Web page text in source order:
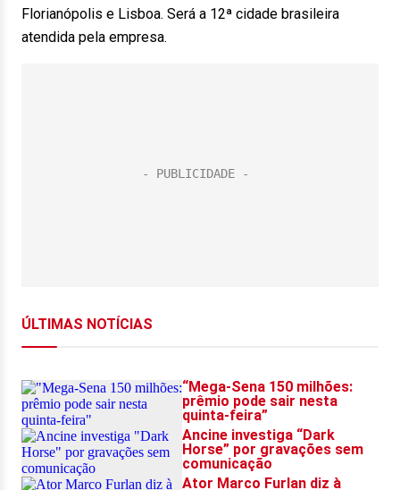
Florianópolis e Lisboa. Será a 12ª cidade brasileira
atendida pela empresa.